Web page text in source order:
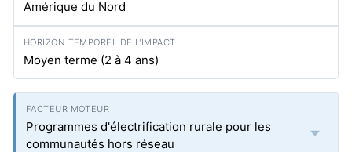
Amérique du Nord
Moyen terme (2 à 4 ans)
Programmes d'électrification rurale pour les
communautés hors réseau